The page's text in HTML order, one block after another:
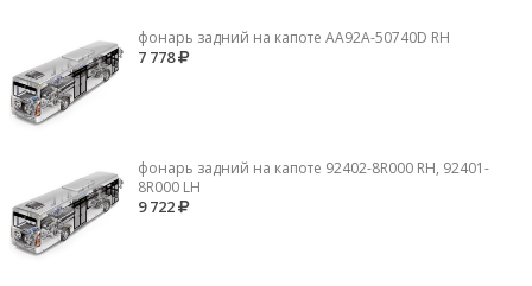
фонарь задний на капоте AA92A-50740D RH
7 778
фонарь задний на капоте 92402-8R000 RH, 92401-
8R000 LH
9 722